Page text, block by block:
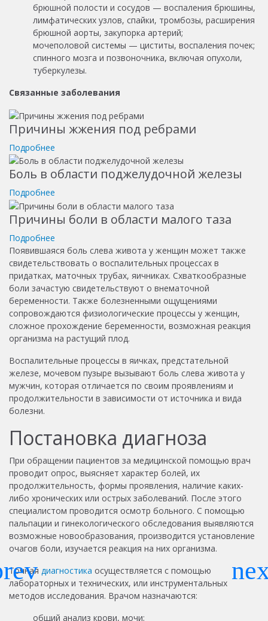
брюшной полости и сосудов — воспаления брюшины,
лимфатических узлов, спайки, тромбозы, расширения
брюшной аорты, закупорка артерий;
мочеполовой системы — циститы, воспаления почек;
спинного мозга и позвоночника, включая опухоли,
туберкулезы.
Связанные заболевания
Причины жжения под ребрами
Подробнее
Боль в области поджелудочной железы
Подробнее
Причины боли в области малого таза
Подробнее
Появившаяся боль слева живота у женщин может также
свидетельствовать о воспалительных процессах в
придатках, маточных трубах, яичниках. Схваткообразные
боли зачастую свидетельствуют о внематочной
беременности. Также болезненными ощущениями
сопровождаются физиологические процессы у женщин,
сложное прохождение беременности, возможная реакция
организма на растущий плод.
Воспалительные процессы в яичках, предстательной
железе, мочевом пузыре вызывают боль слева живота у
мужчин, которая отличается по своим проявлениям и
продолжительности в зависимости от источника и вида
болезни.
Постановка диагноза
При обращении пациентов за медицинской помощью врач
проводит опрос, выясняет характер болей, их
продолжительность, формы проявления, наличие каких-
либо хронических или острых заболеваний. После этого
специалистом проводится осмотр больного. С помощью
пальпации и гинекологического обследования выявляются
возможные новообразования, производится установление
очагов боли, изучается реакция на них организма.
Точная диагностика осуществляется с помощью
лабораторных и технических, или инструментальных
методов исследования. Врачом назначаются:
общий анализ крови, мочи;